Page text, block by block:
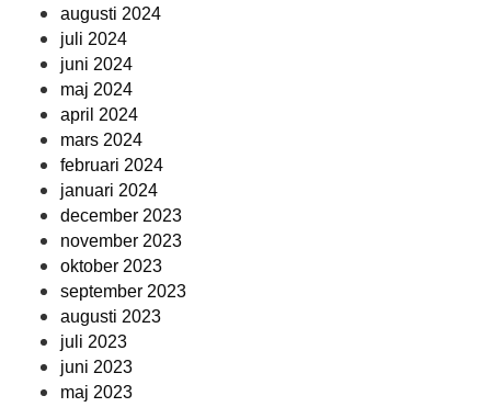
augusti 2024
juli 2024
juni 2024
maj 2024
april 2024
mars 2024
februari 2024
januari 2024
december 2023
november 2023
oktober 2023
september 2023
augusti 2023
juli 2023
juni 2023
maj 2023